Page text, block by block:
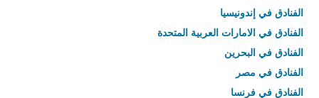
الفنادق في إندونيسيا
الفنادق في الامارات العربية المتحدة
الفنادق في البحرين
الفنادق في مصر
الفنادق في فرنسا